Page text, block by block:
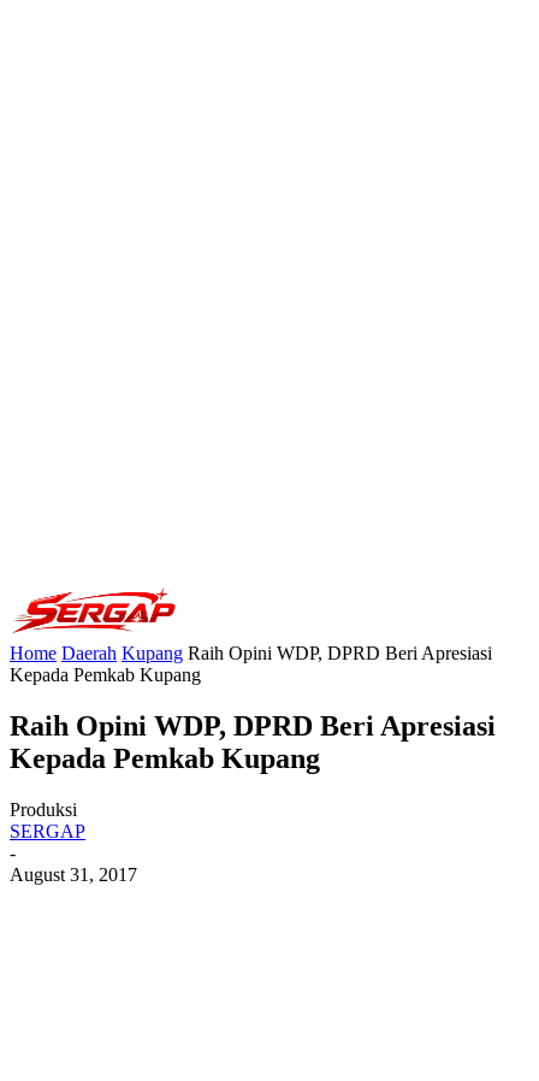
Home Daerah Kupang Raih Opini WDP, DPRD Beri Apresiasi
Kepada Pemkab Kupang
Raih Opini WDP, DPRD Beri Apresiasi
Kepada Pemkab Kupang
Produksi
SERGAP
-
August 31, 2017